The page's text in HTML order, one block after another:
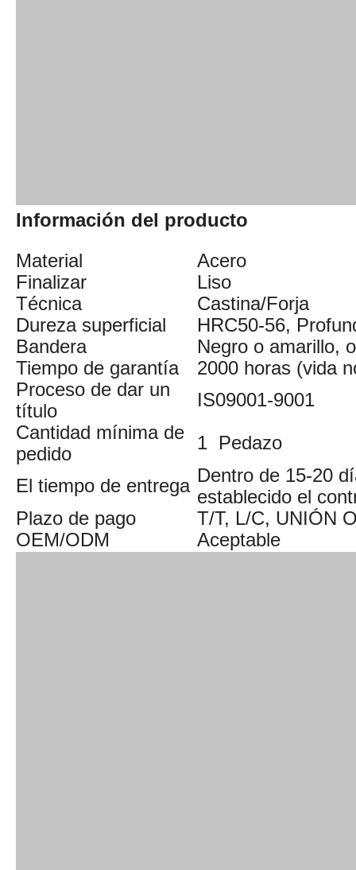
Información del producto
Material
Acero
Finalizar
Liso
Técnica
Castina/Forja
Dureza superficial
HRC50-56,
Bandera
Negro o amarillo,
Tiempo de garantía
2000 horas (vida
Proceso de dar un
título
IS09001-9001
Cantidad mínima de
pedido
1 Pedazo
El tiempo de entrega Dentro de 15-20
establecido el
Plazo de pago
T/T, L/C, UNIÓN
OEM/ODM
Aceptable